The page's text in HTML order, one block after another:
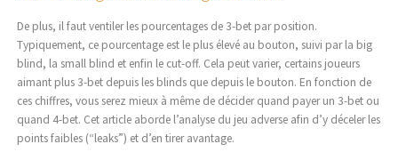
De plus, il faut ventiler les pourcentages de 3-bet par position.
Typiquement, ce pourcentage est le plus élevé au bouton, suivi par la big
blind, la small blind et enfin le cut-off. Cela peut varier, certains joueurs
aimant plus 3-bet depuis les blinds que depuis le bouton. En fonction de
ces chiffres, vous serez mieux à même de décider quand payer un 3-bet ou
quand 4-bet. Cet article aborde l’analyse du jeu adverse afin d’y déceler les
points faibles (“leaks”) et d’en tirer avantage.